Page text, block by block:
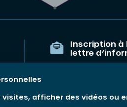
Inscription à
lettre
Nos thématiques
afficher des vidéos ou